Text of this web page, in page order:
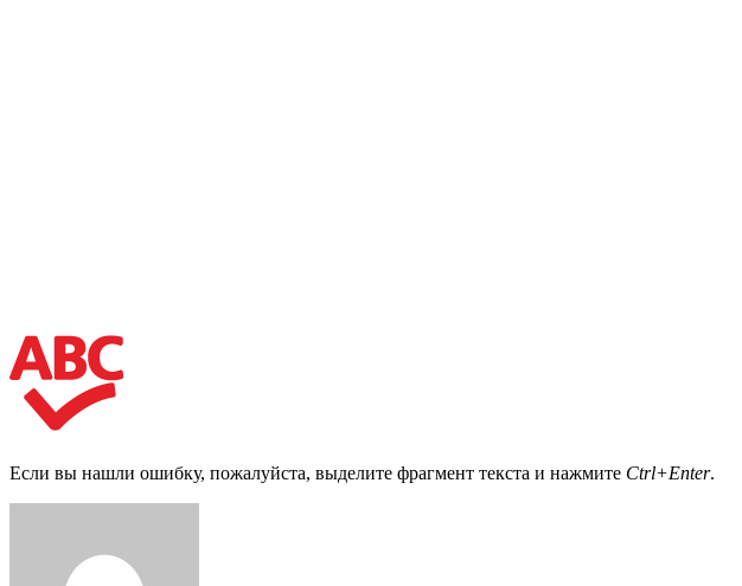
Если вы нашли ошибку, пожалуйста, выделите фрагмент текста и нажмите Ctrl+Enter.